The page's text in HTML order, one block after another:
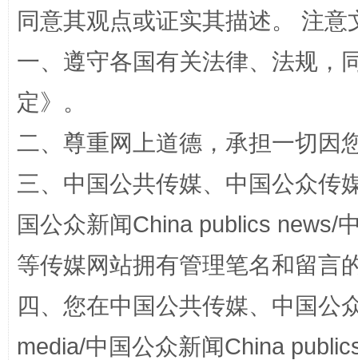
同意其观点或证实其描述。 注
一、遵守各国有关法律、法规，
定》。
二、尊重网上道德，承担一切因
三、中国公共传媒、中国公众传
国公众新闻China publics news/
等传媒网站拥有管理笔名和留言
四、您在中国公共传媒、中国公
media/中国公众新闻China